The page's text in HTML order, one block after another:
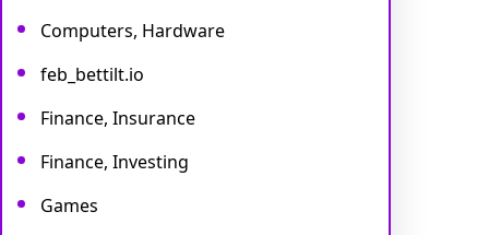
Computers, Hardware
feb_bettilt.io
Finance, Insurance
Finance, Investing
Games